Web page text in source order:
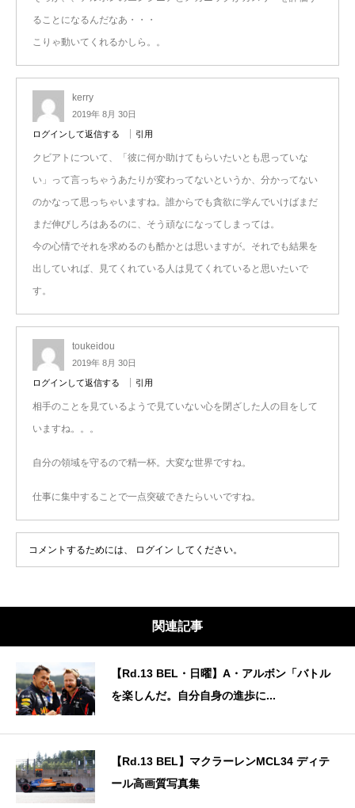
ることになるんだなあ・・・
こりゃ動いてくれるかしら。。
kerry
2019年 8月 30日
ログインして返信する 引用
クビアトについて、「彼に何か助けてもらいたいとも思っていな
い」って言っちゃうあたりが変わってないというか、分かってない
のかなって思っちゃいますね。誰からでも貪欲に学んでいけばまだ
まだ伸びしろはあるのに、そう頑なになってしまっては。
今の心情でそれを求めるのも酷かとは思いますが。それでも結果を
出していれば、見てくれている人は見てくれていると思いたいで
す。
toukeidou
2019年 8月 30日
ログインして返信する 引用
相手のことを見ているようで見ていない心を閉ざした人の目をして
いますね。。。
自分の領域を守るので精一杯。大変な世界ですね。
仕事に集中することで一点突破できたらいいですね。
コメントするためには、 ログイン してください。
関連記事
【Rd.13 BEL・日曜】A・アルボン「バトル
を楽しんだ。自分自身の進歩に...
【Rd.13 BEL】マクラーレンMCL34 ディテ
ール高画質写真集